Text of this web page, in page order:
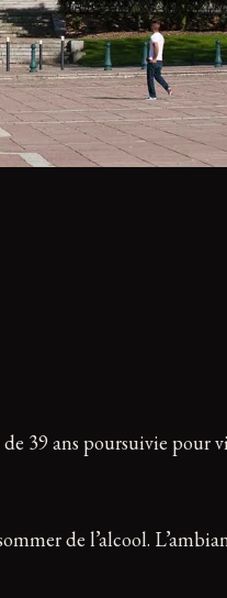
39 ans poursuivie pour
de l’alcool.